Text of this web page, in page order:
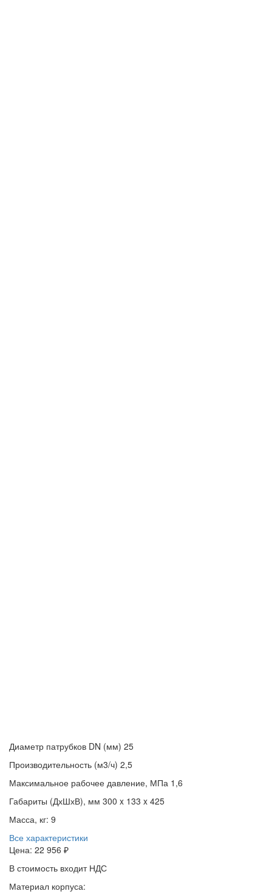
Диаметр патрубков DN (мм) 25
Производительность (м3/ч) 2,5
Максимальное рабочее давление, МПа 1,6
Габариты (ДхШхВ), мм 300 x 133 x 425
Масса, кг: 9
Все характеристики
Цена: 22 956 ₽
В стоимость входит НДС
Материал корпуса: